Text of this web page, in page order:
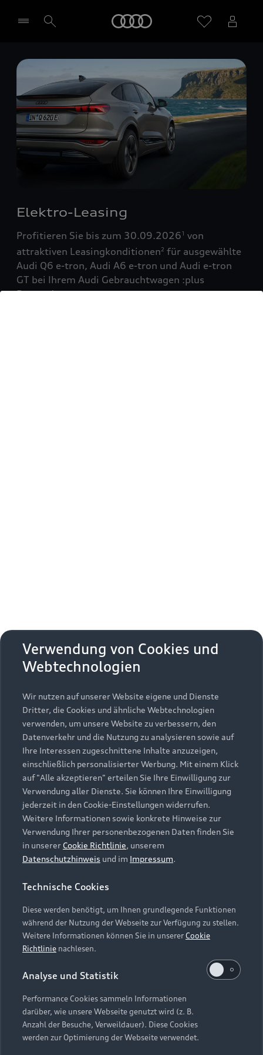
Händler wählen
Elektro-Leasing
Profitieren Sie bis zum 30.09.20261 von
attraktiven Leasingkonditionen2 für ausgewählte
Audi Q6 e-tron, Audi A6 e-tron und Audi e-tron
GT bei Ihrem Audi Gebrauchtwagen :plus
Partner!
Zurück nach oben
Modelle
Alle Modelle
Modelle vergleichen
Elektromodelle
Plug-in-Hybride
Kaufen & leasen
Neuwagensuche
Gebrauchtwagensuche
Gebrauchtwagen
Finanzierung
Aktionen & Angebote
Geschäftskunden
Service & Zubehör
Saisonale Angebote
Audi Services
Garantie
Audi digital services
myAudi
Support
Kundenservice
Händlersuche
Audi Code
Online-Terminvereinbarung
Servicekontakt
Vertrag widerrufen
Über Audi
Unternehmen
Karriere
Investor Relations
Presse & Media Center
Datenschutz
Audi erleben
Newsletter
Impressum Rechtliches
Hinweisgebersystem
Datenschutzinformation
Cookie-Einstellungen
Cookie-Richtlinie
Barrierefreiheit
Hinweis: Die aktuelle Darstellung und Anordnung der
Embleme am Fahrzeug bei allen Abbildungen auf dieser
Webseite kann abweichen.
Verwendung von Cookies und
Webtechnologien
Wir nutzen auf unserer Website eigene und Dienste
Dritter, die Cookies und ähnliche Webtechnologien
verwenden, um unsere Website zu verbessern, den
Datenverkehr und die Nutzung zu analysieren sowie auf
Ihre Interessen zugeschnittene Inhalte anzuzeigen,
einschließlich personalisierter Werbung. Mit einem Klick
auf "Alle akzeptieren" erteilen Sie Ihre Einwilligung zur
Verwendung aller Dienste. Sie können Ihre Einwilligung
jederzeit in den Cookie-Einstellungen widerrufen.
Weitere Informationen sowie konkrete Hinweise zur
Verwendung Ihrer personenbezogenen Daten finden Sie
in unserer Cookie Richtlinie, unserem
Datenschutzhinweis und im Impressum.
Technische Cookies
Diese werden benötigt, um Ihnen grundlegende Funktionen
während der Nutzung der Webseite zur Verfügung zu stellen.
Weitere Informationen können Sie in unsererCookie
Richtlinie nachlesen.
Analyse und Statistik
Performance Cookies sammeln Informationen
darüber, wie unsere Webseite genutzt wird (z. B.
Anzahl der Besuche, Verweildauer). Diese Cookies
werden zur Optimierung der Webseite verwendet.